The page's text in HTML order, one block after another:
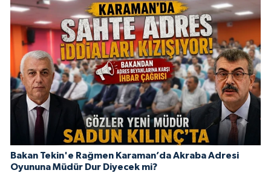
Bakan Tekin'e Rağmen Karaman’da Akraba Adresi
Oyununa Müdür Dur Diyecek mi?